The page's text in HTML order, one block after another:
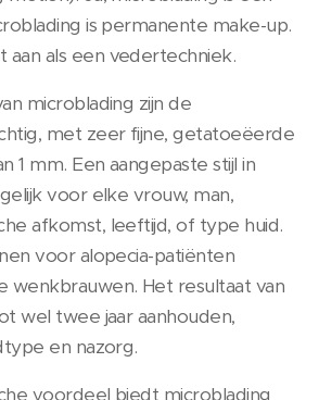
is permanente make-up.
als een vedertechniek.
microblading zijn de
met zeer fijne, getatoeëerde
1 mm. Een aangepaste stijl in
voor elke vrouw, man,
afkomst, leeftijd, of type huid.
voor alopecia-patiënten
wenkbrauwen. Het resultaat van
wel twee jaar aanhouden,
en nazorg.
voordeel biedt microblading